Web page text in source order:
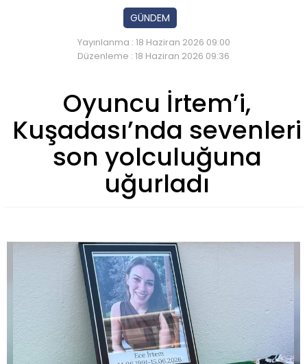
GÜNDEM
Yayınlanma : 18 Haziran 2026 09:00
Düzenleme : 18 Haziran 2026 09:36
Oyuncu İrtem’i,
Kuşadası’nda sevenleri
son yolculuğuna
uğurladı